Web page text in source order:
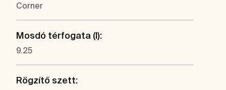
Corner
Mosdó térfogata (l):
9.25
Rögzítő szett: